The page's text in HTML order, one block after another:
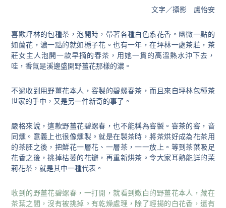
文字／攝影 盧怡安
喜歡坪林的包種茶，泡開時，帶著各種白色系花香。幽微一點的
如蘭花，濃一點的就如梔子花。也有一年，在坪林一處茶莊，茶
莊女主人泡開一款早摘的春茶，用她一貫的高溫熱水沖下去，
哇，香氣是溪邊盛開野薑花那樣的濃。
不過收到用野薑花本人，窨製的碧螺春茶，而且來自坪林包種茶
世家的手中，又是另一件新奇的事了。
嚴格來說，這款野薑花碧螺春，也不能稱為窨製。窨茶的窨，音
同燻。意義上也很像燻製。就是在製茶時，將茶烘好成為花茶用
的茶胚之後，把鮮花一層花、一層茶，一一放上。等到茶葉吸足
花香之後，挑掉枯萎的花瓣，再重新烘茶。令大家耳熟能詳的茉
莉花茶，就是其中一種代表。
收到的野薑花碧螺春，一打開，就看到嫩白的野薑花本人，藏在
茶葉之間，沒有被挑掉。有乾燥處理，除了輕揚的白花香，還有